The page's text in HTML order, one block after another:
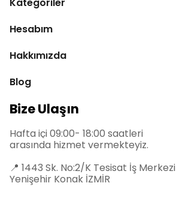
Hesabım
Hakkımızda
Blog
Bize Ulaşın
Hafta içi 09:00- 18:00 saatleri
arasında hizmet vermekteyiz.
📍 1443 Sk. No:2/K Tesisat İş Merkezi
Yenişehir Konak İZMİR